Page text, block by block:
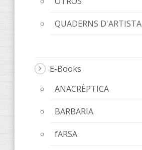
QUADERNS D'ARTISTA
E-Books
ANACRÈPTICA
BARBARIA
fARSA